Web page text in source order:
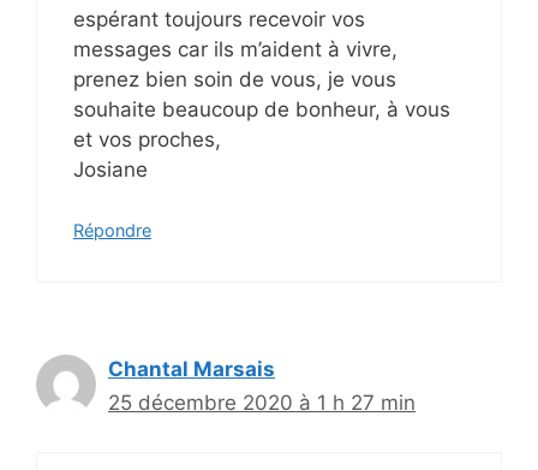
espérant toujours recevoir vos
messages car ils m’aident à vivre,
prenez bien soin de vous, je vous
souhaite beaucoup de bonheur, à vous
et vos proches,
Josiane
Répondre
Chantal Marsais
25 décembre 2020 à 1 h 27 min